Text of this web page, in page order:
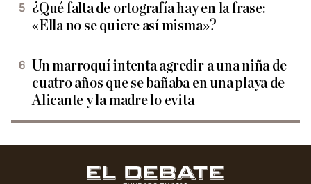
¿Qué falta de ortografía hay en la frase:
«Ella no se quiere así misma»?
Un marroquí intenta agredir a una niña de
cuatro años que se bañaba en una playa de
Alicante y la madre lo evita